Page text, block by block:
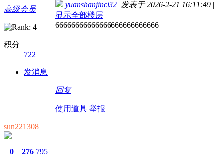
高级会员
积分
722
发消息
yuanshanjinci32 发表于 2026-2-21 16:11:49 |
显示全部楼层
66666666666666666666666666
回复
使用道具 举报
sun221308
0 276 795